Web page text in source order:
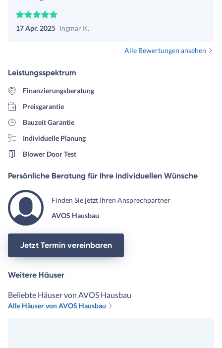
17 Apr. 2025 Ingmar K.
Alle Bewertungen ansehen
Leistungsspektrum
Finanzierungsberatung
Preisgarantie
Bauzeit Garantie
Individuelle Planung
Blower Door Test
Persönliche Beratung für Ihre individuellen Wünsche
Finden Sie jetzt Ihren Ansprechpartner
AVOS Hausbau
Jetzt Termin vereinbaren
Weitere Häuser
Beliebte Häuser von AVOS Hausbau
Alle Häuser von AVOS Hausbau